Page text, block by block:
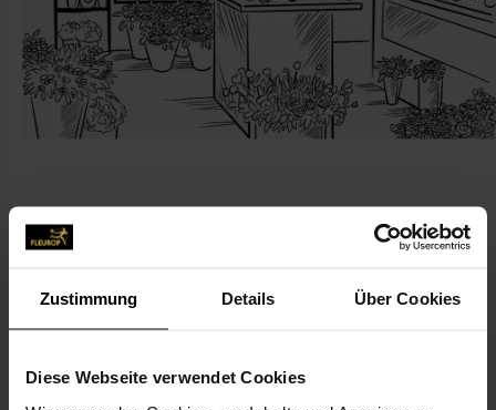
Zustimmung Details Über Cookies
Diese Webseite verwendet Cookies
Gärtnerei Raff